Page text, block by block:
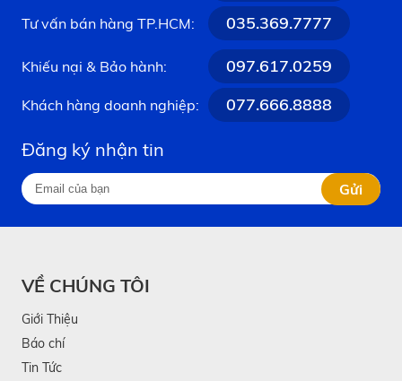
Tư vấn bán hàng TP.HCM: 035.369.7777
Khiếu nại & Bảo hành: 097.617.0259
Khách hàng doanh nghiệp: 077.666.8888
Đăng ký nhận tin
Gửi
VỀ CHÚNG TÔI
Giới Thiệu
Báo chí
Tin Tức